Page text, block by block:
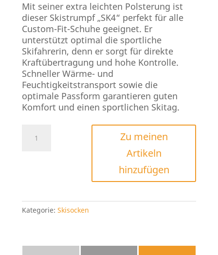
Mit seiner extra leichten Polsterung ist
dieser Skistrumpf „SK4“ perfekt für alle
Custom-Fit-Schuhe geeignet. Er
unterstützt optimal die sportliche
Skifahrerin, denn er sorgt für direkte
Kraftübertragung und hohe Kontrolle.
Schneller Wärme- und
Feuchtigkeitstransport sowie die
optimale Passform garantieren guten
Komfort und einen sportlichen Skitag.
Zu meinen
Artikeln
hinzufügen
Kategorie: Skisocken